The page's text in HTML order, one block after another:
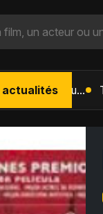
actualités L'Âge de Glace : Le Réveil du Volcan – Manny, Sid et Diego de retour pour une aventure explosive